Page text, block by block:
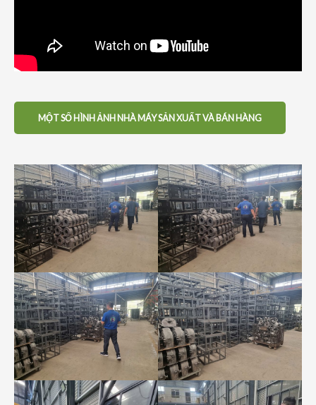
MỘT SỐ HÌNH ẢNH NHÀ MÁY SẢN XUẤT VÀ BÁN HÀNG